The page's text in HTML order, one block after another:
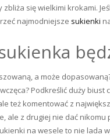
zbliża się wielkimi krokami.
najmodniejsze sukienki
a może
Podkreślić duży biust
też komentować z
ale z drugiej nie dać
na wesele to nie lada